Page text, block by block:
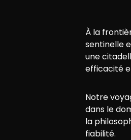
À la
sentinelle
une
efficacité
Notre
dans le
la
fiabilité.